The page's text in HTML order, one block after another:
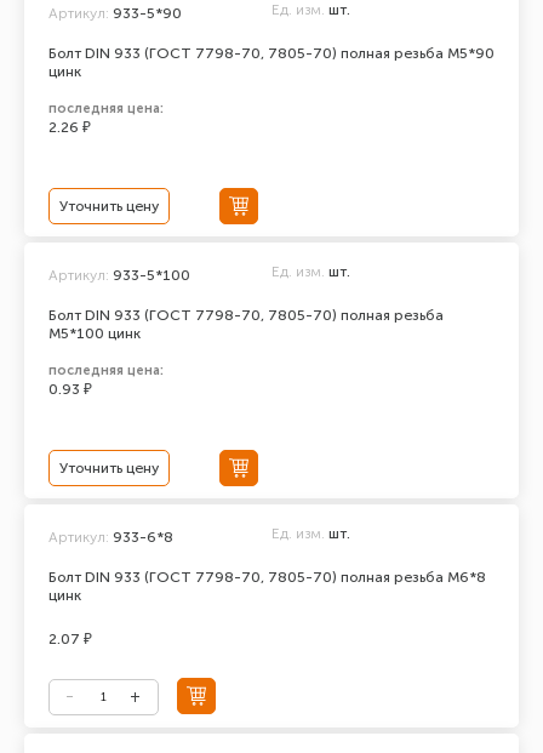
Болт DIN 933 (ГОСТ 7798-70, 7805-70) полная резьба М5*90
цинк
Артикул: 933-5*90 Ед. изм. шт.
последняя цена:
2.26 ₽
Уточнить цену
Болт DIN 933 (ГОСТ 7798-70, 7805-70) полная резьба
М5*100 цинк
Артикул: 933-5*100 Ед. изм. шт.
последняя цена:
0.93 ₽
Уточнить цену
Болт DIN 933 (ГОСТ 7798-70, 7805-70) полная резьба М6*8
цинк
Артикул: 933-6*8 Ед. изм. шт.
2.07 ₽